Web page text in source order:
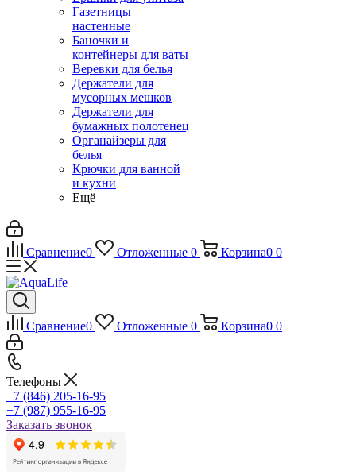
Газетницы
настенные
Баночки и
контейнеры для ваты
Веревки для белья
Держатели для
мусорных мешков
Держатели для
бумажных полотенец
Органайзеры для
белья
Крючки для ванной
и кухни
Ещё
Сравнение0 Отложенные 0 Корзина0 0
Сравнение0 Отложенные 0 Корзина0 0
Телефоны
+7 (846) 205-16-95
+7 (987) 955-16-95
Заказать звонок